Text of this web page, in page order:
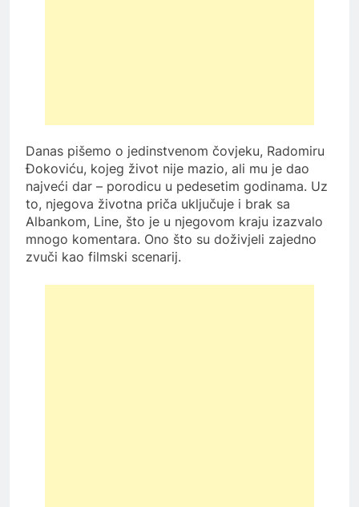
Danas pišemo o jedinstvenom čovjeku, Radomiru
Đokoviću, kojeg život nije mazio, ali mu je dao
najveći dar – porodicu u pedesetim godinama. Uz
to, njegova životna priča uključuje i brak sa
Albankom, Line, što je u njegovom kraju izazvalo
mnogo komentara. Ono što su doživjeli zajedno
zvuči kao filmski scenarij.